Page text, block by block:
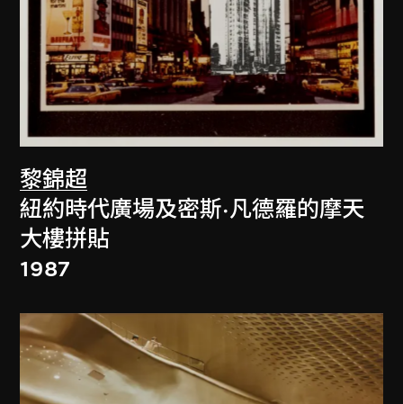
黎錦超
紐約時代廣場及密斯·凡德羅的摩天
大樓拼貼
1987